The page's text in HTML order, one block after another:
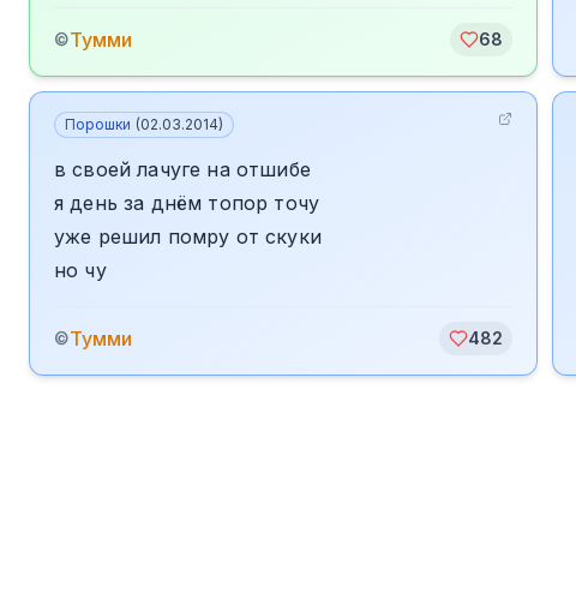
©Тумми 68
Порошки (02.03.2014)
в своей лачуге на отшибе
я день за днём топор точу
уже решил помру от скуки
но чу
©Тумми 482